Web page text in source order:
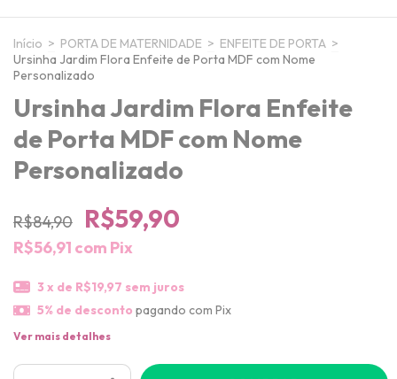
Início > PORTA DE MATERNIDADE > ENFEITE DE PORTA >
Ursinha Jardim Flora Enfeite de Porta MDF com Nome
Personalizado
Ursinha Jardim Flora Enfeite
de Porta MDF com Nome
Personalizado
R$84,90 R$59,90
R$56,91 com Pix
3 x de R$19,97 sem juros
5% de desconto pagando com Pix
Ver mais detalhes